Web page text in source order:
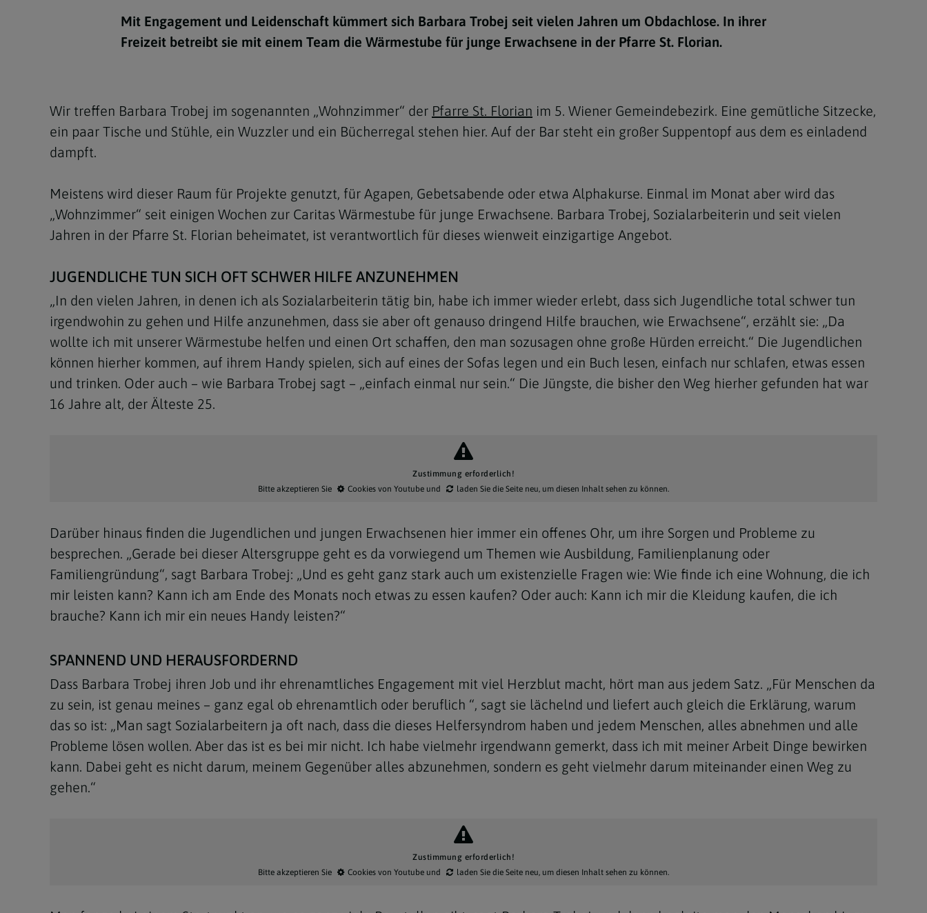
Fastenzeit
Christi Himmelfahrt
Fronleichnam
Mariä Himmelfahrt
7 Todsünden
Navigation schließen
Telefonseelsorge
Konservatorium für
Kirchenmusik
Theologische Kurse
Einsamkeit
Personen
Anderssprachige Gemeinden
Meldungsarchiv
Navigation schließen
Mit Engagement und Leidenschaft kümmert sich Barbara Trobej seit vielen Jahren um Obdachlose. In ihrer
Freizeit betreibt sie mit einem Team die Wärmestube für junge Erwachsene in der Pfarre St. Florian.
Wir treffen Barbara Trobej im sogenannten „Wohnzimmer“ der Pfarre St. Florian im 5. Wiener Gemeindebezirk. Eine gemütliche Sitzecke,
ein paar Tische und Stühle, ein Wuzzler und ein Bücherregal stehen hier. Auf der Bar steht ein großer Suppentopf aus dem es einladend
dampft.
Meistens wird dieser Raum für Projekte genutzt, für Agapen, Gebetsabende oder etwa Alphakurse. Einmal im Monat aber wird das
„Wohnzimmer“ seit einigen Wochen zur Caritas Wärmestube für junge Erwachsene. Barbara Trobej, Sozialarbeiterin und seit vielen
Jahren in der Pfarre St. Florian beheimatet, ist verantwortlich für dieses wienweit einzigartige Angebot.
JUGENDLICHE TUN SICH OFT SCHWER HILFE ANZUNEHMEN
„In den vielen Jahren, in denen ich als Sozialarbeiterin tätig bin, habe ich immer wieder erlebt, dass sich Jugendliche total schwer tun
irgendwohin zu gehen und Hilfe anzunehmen, dass sie aber oft genauso dringend Hilfe brauchen, wie Erwachsene“, erzählt sie: „Da
wollte ich mit unserer Wärmestube helfen und einen Ort schaffen, den man sozusagen ohne große Hürden erreicht.“ Die Jugendlichen
können hierher kommen, auf ihrem Handy spielen, sich auf eines der Sofas legen und ein Buch lesen, einfach nur schlafen, etwas essen
und trinken. Oder auch – wie Barbara Trobej sagt – „einfach einmal nur sein.“ Die Jüngste, die bisher den Weg hierher gefunden hat war
16 Jahre alt, der Älteste 25.
Zustimmung erforderlich!
Bitte akzeptieren Sie
Cookies von Youtube und laden Sie die Seite neu , um diesen Inhalt sehen zu können.
Darüber hinaus finden die Jugendlichen und jungen Erwachsenen hier immer ein offenes Ohr, um ihre Sorgen und Probleme zu
besprechen. „Gerade bei dieser Altersgruppe geht es da vorwiegend um Themen wie Ausbildung, Familienplanung oder
Familiengründung“, sagt Barbara Trobej: „Und es geht ganz stark auch um existenzielle Fragen wie: Wie finde ich eine Wohnung, die ich
mir leisten kann? Kann ich am Ende des Monats noch etwas zu essen kaufen? Oder auch: Kann ich mir die Kleidung kaufen, die ich
brauche? Kann ich mir ein neues Handy leisten?“
SPANNEND UND HERAUSFORDERND
Dass Barbara Trobej ihren Job und ihr ehrenamtliches Engagement mit viel Herzblut macht, hört man aus jedem Satz. „Für Menschen da
zu sein, ist genau meines – ganz egal ob ehrenamtlich oder beruflich “, sagt sie lächelnd und liefert auch gleich die Erklärung, warum
das so ist: „Man sagt Sozialarbeitern ja oft nach, dass die dieses Helfersyndrom haben und jedem Menschen, alles abnehmen und alle
Probleme lösen wollen. Aber das ist es bei mir nicht. Ich habe vielmehr irgendwann gemerkt, dass ich mit meiner Arbeit Dinge bewirken
kann. Dabei geht es nicht darum, meinem Gegenüber alles abzunehmen, sondern es geht vielmehr darum miteinander einen Weg zu
gehen.“
Zustimmung erforderlich!
Bitte akzeptieren Sie
Cookies von Youtube und laden Sie die Seite neu, um diesen Inhalt sehen zu können.